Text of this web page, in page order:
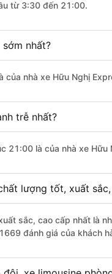
từ 3:30 đến 21:00.
nhất?
của nhà xe Hữu Nghị
trễ nhất?
21:00 là của nhà xe Hữu
lượng tốt, xuất
sắc, cao cấp nhất là
đánh giá của khách